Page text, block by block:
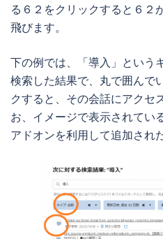
る６２をクリックすると６２
飛びます。
下の例では、「導入」という
検索した結果で、丸で囲んで
クすると、その会話にアクセ
お、イメージで表示されて
アドオンを利用して追加され